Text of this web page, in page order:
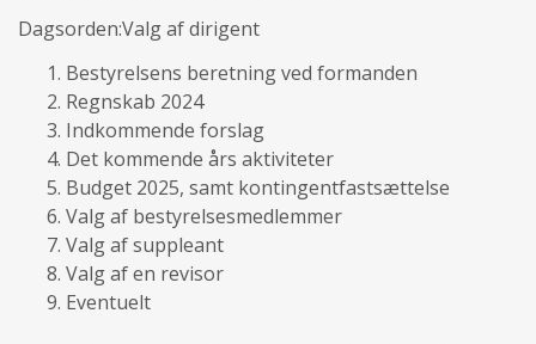
Dagsorden:Valg af dirigent
Bestyrelsens beretning ved formanden
Regnskab 2024
Indkommende forslag
Det kommende års aktiviteter
Budget 2025, samt kontingentfastsættelse
Valg af bestyrelsesmedlemmer
Valg af suppleant
Valg af en revisor
Eventuelt